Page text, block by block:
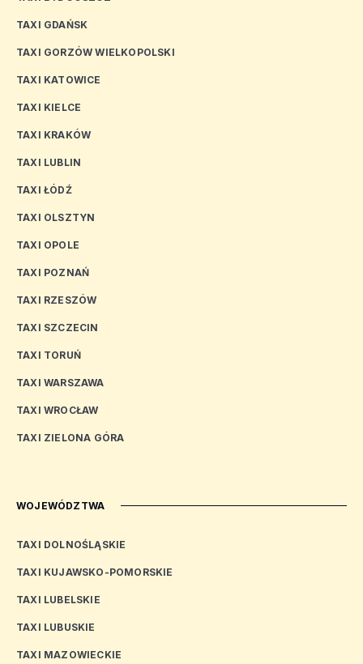
TAXI GDAŃSK
TAXI GORZÓW WIELKOPOLSKI
TAXI KATOWICE
TAXI KIELCE
TAXI KRAKÓW
TAXI LUBLIN
TAXI ŁÓDŹ
TAXI OLSZTYN
TAXI OPOLE
TAXI POZNAŃ
TAXI RZESZÓW
TAXI SZCZECIN
TAXI TORUŃ
TAXI WARSZAWA
TAXI WROCŁAW
TAXI ZIELONA GÓRA
WOJEWÓDZTWA
TAXI DOLNOŚLĄSKIE
TAXI KUJAWSKO-POMORSKIE
TAXI LUBELSKIE
TAXI LUBUSKIE
TAXI MAZOWIECKIE